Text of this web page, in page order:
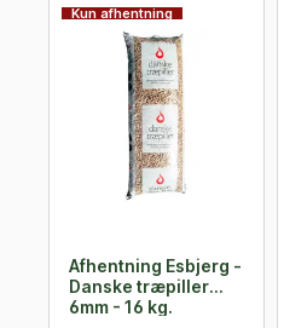
Kun afhentning
Afhentning Esbjerg -
Danske træpiller
6mm - 16 kg.